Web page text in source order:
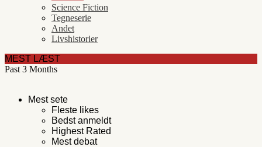
Science Fiction
Tegneserie
Andet
Livshistorier
MEST LÆST
Past 3 Months
Mest sete
Fleste likes
Bedst anmeldt
Highest Rated
Mest debat